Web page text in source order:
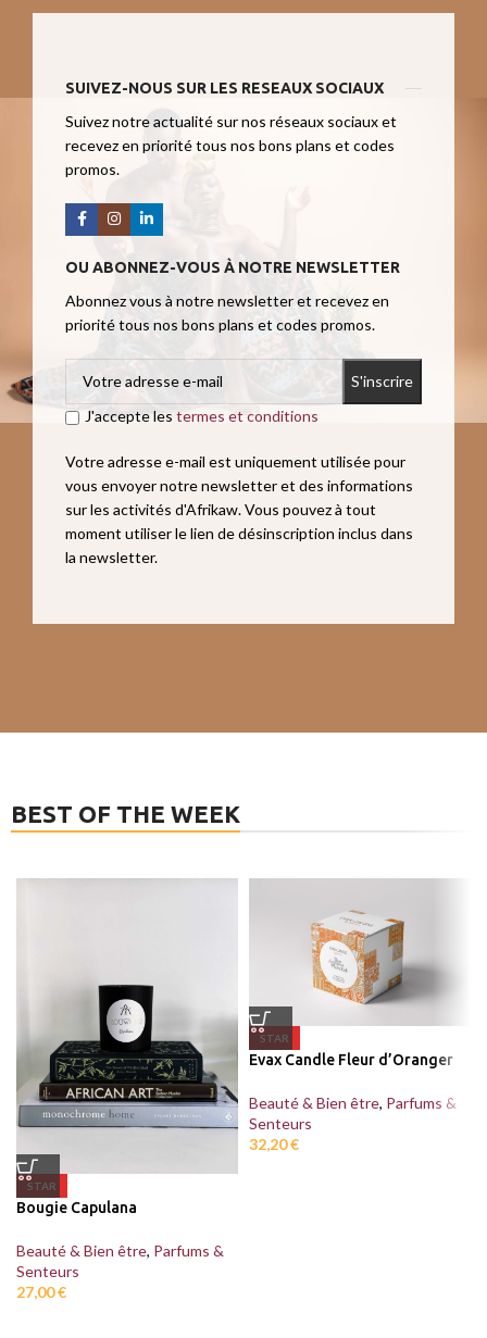
SUIVEZ-NOUS SUR LES RESEAUX SOCIAUX
Suivez notre actualité sur nos réseaux sociaux et
recevez en priorité tous nos bons plans et codes
promos.
OU ABONNEZ-VOUS À NOTRE NEWSLETTER
Abonnez vous à notre newsletter et recevez en
priorité tous nos bons plans et codes promos.
J'accepte les termes et conditions
Votre adresse e-mail est uniquement utilisée pour
vous envoyer notre newsletter et des informations
sur les activités d'Afrikaw. Vous pouvez à tout
moment utiliser le lien de désinscription inclus dans
la newsletter.
BEST OF THE WEEK
STAR
Bougie Capulana
Beauté & Bien être, Parfums &
Senteurs
27,00€
STAR
Evax Candle Fleur d’Oranger
Beauté & Bien être, Parfums &
Senteurs
32,20€